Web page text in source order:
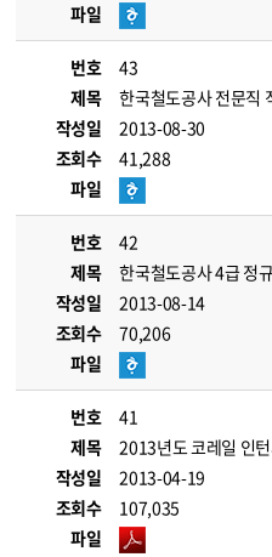
파일
번호
43
제목
한국철도공사 전문직
작성일
2013-08-30
조회수
41,288
파일
번호
42
제목
한국철도공사 4급 정
작성일
2013-08-14
조회수
70,206
파일
번호
41
제목
2013년도 코레일 인
작성일
2013-04-19
조회수
107,035
파일